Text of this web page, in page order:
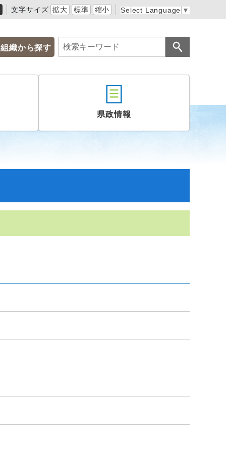
文字サイズ 拡大 標準 縮小 Select Language ▼
組織から探す
県政情報